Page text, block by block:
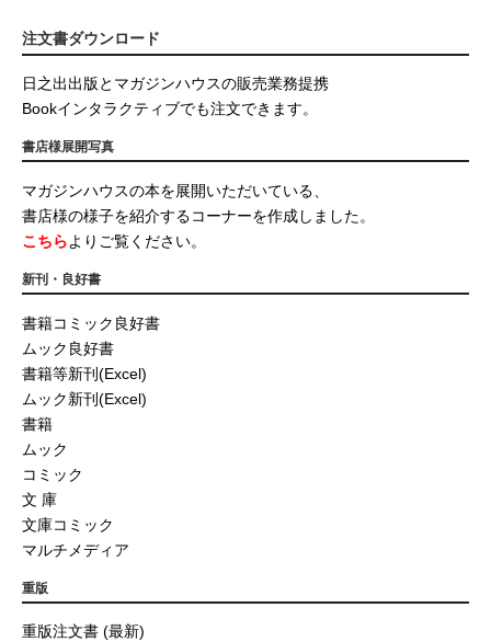
注文書ダウンロード
日之出出版とマガジンハウスの販売業務提携
Bookインタラクティブでも注文できます。
書店様展開写真
マガジンハウスの本を展開いただいている、
書店様の様子を紹介するコーナーを作成しました。
こちらよりご覧ください。
新刊・良好書
書籍コミック良好書
ムック良好書
書籍等新刊(Excel)
ムック新刊(Excel)
書籍
ムック
コミック
文 庫
文庫コミック
マルチメディア
重版
重版注文書 (最新)